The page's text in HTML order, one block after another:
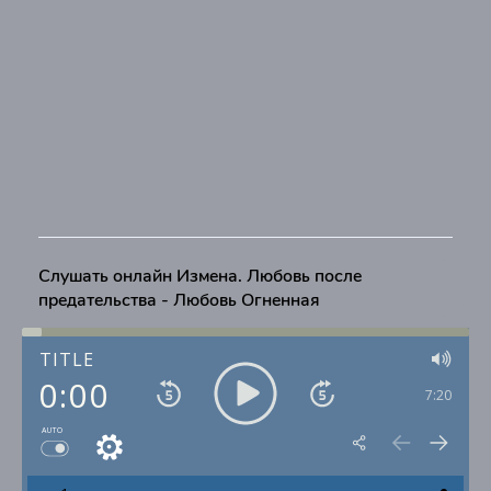
Слушать онлайн Измена. Любовь после
предательства - Любовь Огненная
TITLE
0:00 7:20
AUTO